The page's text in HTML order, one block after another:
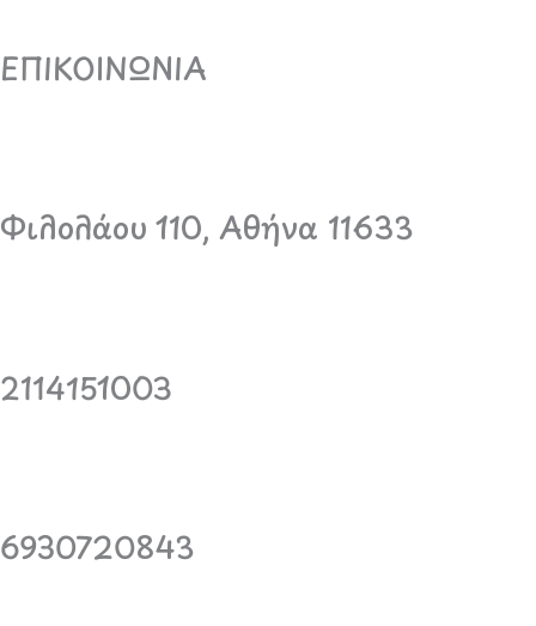
ΕΠΙΚΟΙΝΩΝΙΑ
Φιλολάου 110, Αθήνα 11633
2114151003
6930720843